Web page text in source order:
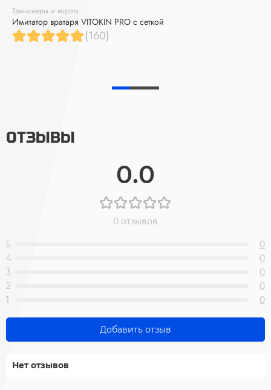
Тренажеры и ворота
Имитатор вратаря VITOKIN PRO с сеткой
(160)
ОТЗЫВЫ
0.0
0 отзывов
5
0
4
0
3
0
2
0
1
0
Добавить отзыв
Нет отзывов